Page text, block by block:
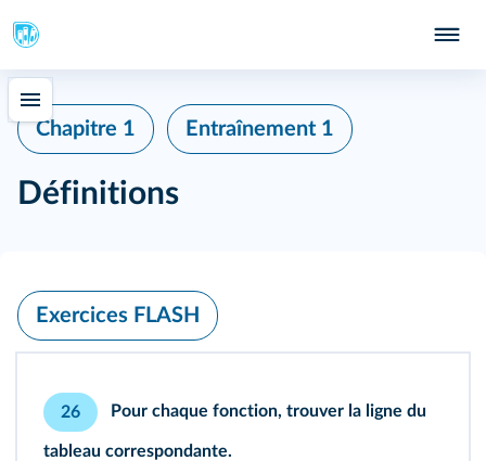
Chapitre 1 Entraînement 1
Définitions
Exercices FLASH
26
tableau correspondante.